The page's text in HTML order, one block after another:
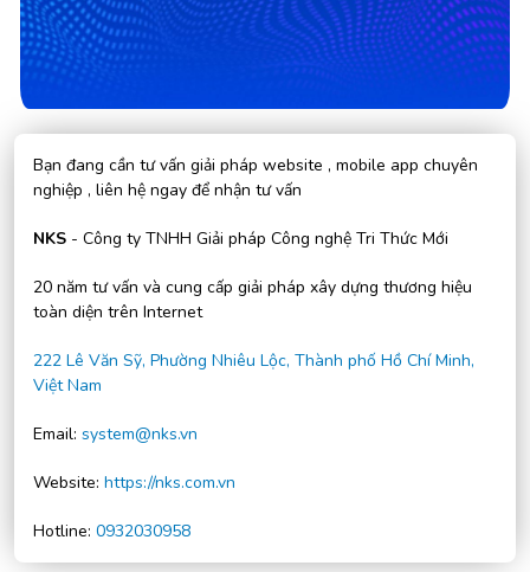
Bạn đang cần tư vấn giải pháp website , mobile app chuyên
nghiệp , liên hệ ngay để nhận tư vấn
NKS - Công ty TNHH Giải pháp Công nghệ Tri Thức Mới
20 năm tư vấn và cung cấp giải pháp xây dựng thương hiệu
toàn diện trên Internet
222 Lê Văn Sỹ, Phường Nhiêu Lộc, Thành phố Hồ Chí Minh,
Việt Nam
Email: system@nks.vn
Website: https://nks.com.vn
Hotline: 0932030958